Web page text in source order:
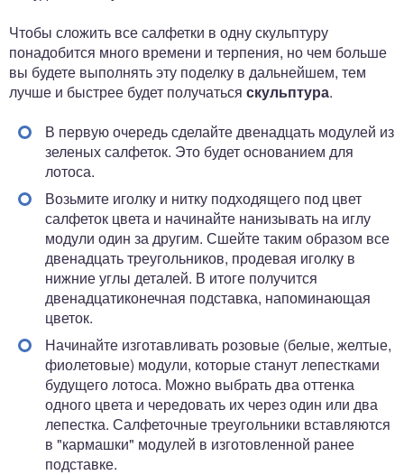
Чтобы сложить все салфетки в одну скульптуру
понадобится много времени и терпения, но чем больше
вы будете выполнять эту поделку в дальнейшем, тем
лучше и быстрее будет получаться скульптура.
В первую очередь сделайте двенадцать модулей из
зеленых салфеток. Это будет основанием для
лотоса.
Возьмите иголку и нитку подходящего под цвет
салфеток цвета и начинайте нанизывать на иглу
модули один за другим. Сшейте таким образом все
двенадцать треугольников, продевая иголку в
нижние углы деталей. В итоге получится
двенадцатиконечная подставка, напоминающая
цветок.
Начинайте изготавливать розовые (белые, желтые,
фиолетовые) модули, которые станут лепестками
будущего лотоса. Можно выбрать два оттенка
одного цвета и чередовать их через один или два
лепестка. Салфеточные треугольники вставляются
в "кармашки" модулей в изготовленной ранее
подставке.